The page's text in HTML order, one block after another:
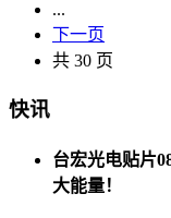
...
下一页
共 30 页
快讯
台宏光电贴片
大能量！